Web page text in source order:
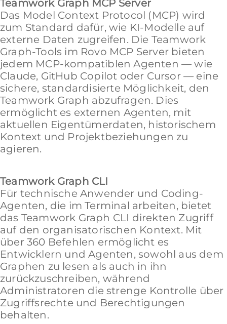
Teamwork Graph MCP Server
Das Model Context Protocol (MCP) wird
zum Standard dafür, wie KI-Modelle auf
externe Daten zugreifen. Die Teamwork
Graph-Tools im Rovo MCP Server bieten
jedem MCP-kompatiblen Agenten — wie
Claude, GitHub Copilot oder Cursor — eine
sichere, standardisierte Möglichkeit, den
Teamwork Graph abzufragen. Dies
ermöglicht es externen Agenten, mit
aktuellen Eigentümerdaten, historischem
Kontext und Projektbeziehungen zu
agieren.
Teamwork Graph CLI
Für technische Anwender und Coding-
Agenten, die im Terminal arbeiten, bietet
das Teamwork Graph CLI direkten Zugriff
auf den organisatorischen Kontext. Mit
über 360 Befehlen ermöglicht es
Entwicklern und Agenten, sowohl aus dem
Graphen zu lesen als auch in ihn
zurückzuschreiben, während
Administratoren die strenge Kontrolle über
Zugriffsrechte und Berechtigungen
behalten.